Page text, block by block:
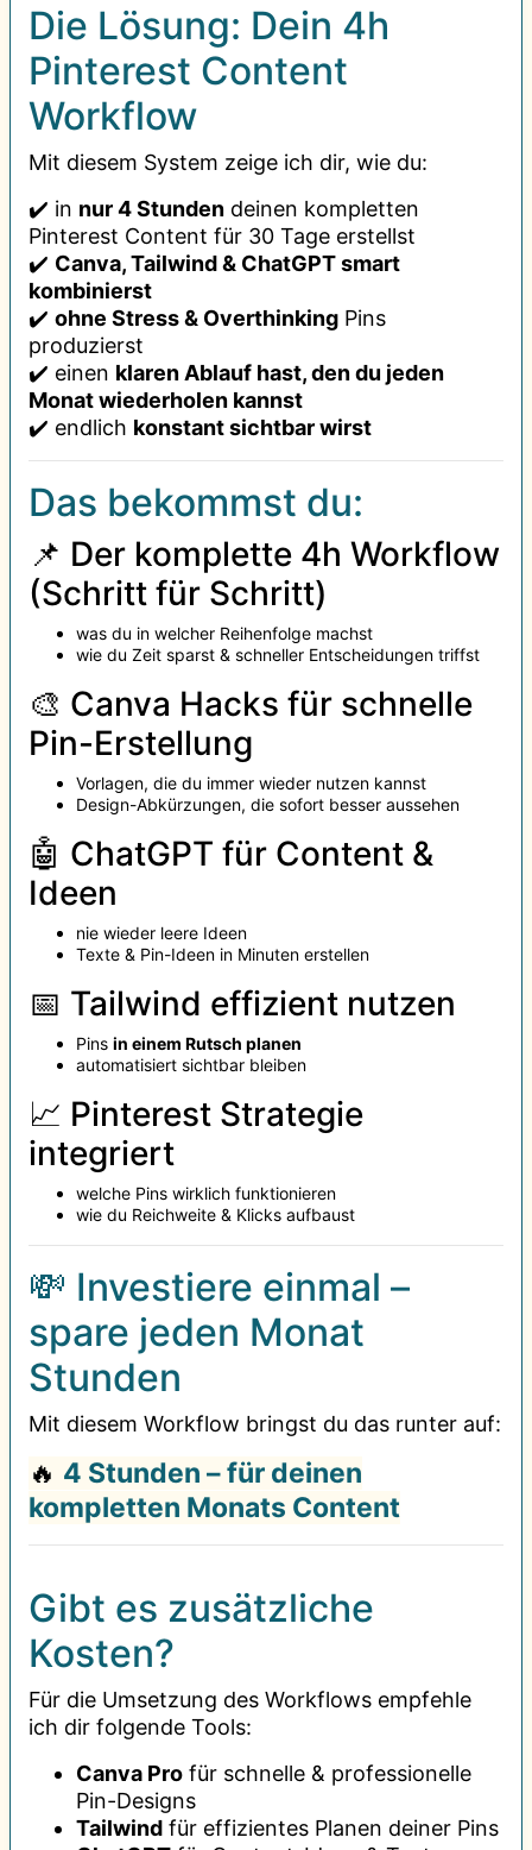
Die Lösung: Dein 4h
Pinterest Content
Workflow
Mit diesem System zeige ich dir, wie du:
✔️ in nur 4 Stunden deinen kompletten
Pinterest Content für 30 Tage erstellst
✔️ Canva, Tailwind & ChatGPT smart
kombinierst
✔️ ohne Stress & Overthinking Pins
produzierst
✔️ einen klaren Ablauf hast, den du jeden
Monat wiederholen kannst
✔️ endlich konstant sichtbar wirst
Das bekommst du:
📌 Der komplette 4h Workflow
(Schritt für Schritt)
was du in welcher Reihenfolge machst
wie du Zeit sparst & schneller Entscheidungen triffst
🎨 Canva Hacks für schnelle
Pin-Erstellung
Vorlagen, die du immer wieder nutzen kannst
Design-Abkürzungen, die sofort besser aussehen
🤖 ChatGPT für Content &
Ideen
nie wieder leere Ideen
Texte & Pin-Ideen in Minuten erstellen
📅 Tailwind effizient nutzen
Pins in einem Rutsch planen
automatisiert sichtbar bleiben
📈 Pinterest Strategie
integriert
welche Pins wirklich funktionieren
wie du Reichweite & Klicks aufbaust
💸 Investiere einmal –
spare jeden Monat
Stunden
Mit diesem Workflow bringst du das runter auf:
🔥 4 Stunden – für deinen
kompletten Monats Content
Gibt es zusätzliche
Kosten?
Für die Umsetzung des Workflows empfehle
ich dir folgende Tools:
Canva Pro für schnelle & professionelle
Pin-Designs
Tailwind für effizientes Planen deiner Pins